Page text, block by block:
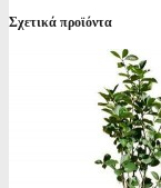
Σχετικά προϊόντα